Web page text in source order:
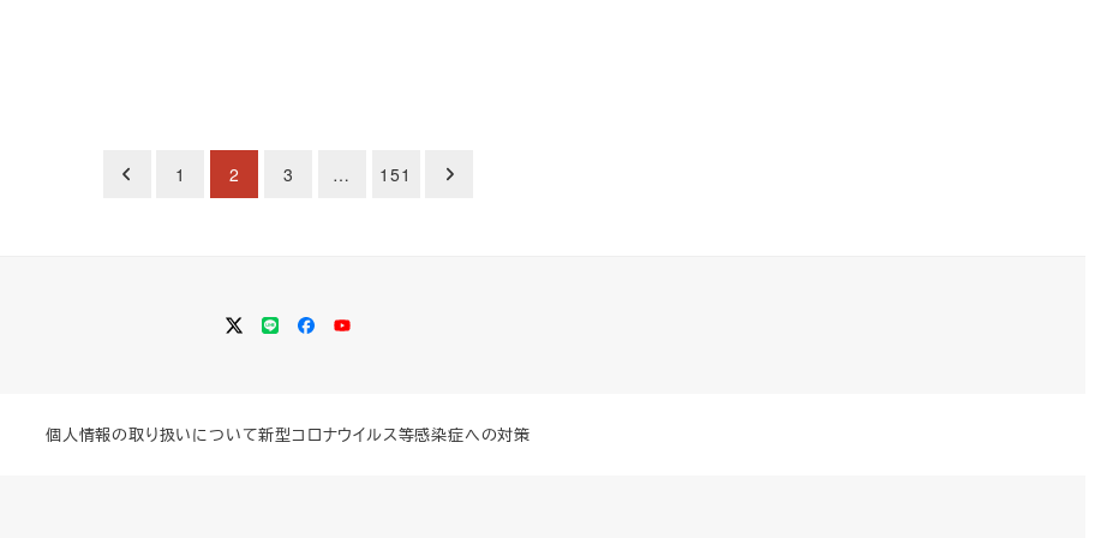
1 2 3 … 151
Twitter
LINEFacebook
YouTube
個人情報の取り扱いについて新型コロナウイルス等感染症への対策